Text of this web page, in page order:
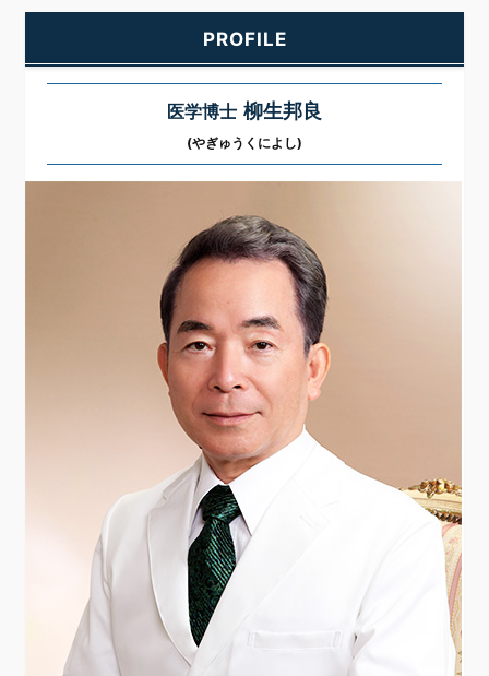
PROFILE
医学博士 柳生邦良
(やぎゅうくによし)